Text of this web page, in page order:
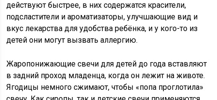
действуют быстрее, в них содержатся красители,
подсластители и ароматизаторы, улучшающие вид и
вкус лекарства для удобства ребёнка, и у кого-то из
детей они могут вызвать аллергию.
Жаропонижающие свечи для детей до года вставляют
в задний проход младенца, когда он лежит на животе.
Ягодицы немного сжимают, чтобы «попа проглотила»